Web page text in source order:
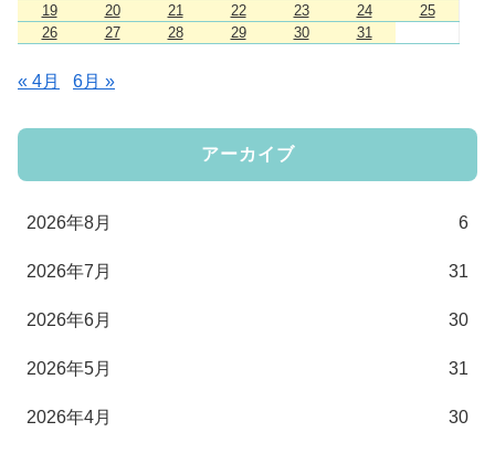
19
20 21 22 23 24
25
26
27 28 29 30 31
« 4月 6月 »
アーカイブ
2026年8月 6
2026年7月 31
2026年6月 30
2026年5月 31
2026年4月 30